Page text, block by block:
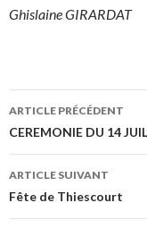
Ghislaine GIRARDAT
Navigation
des
articles
ARTICLE PRÉCÉDENT
CEREMONIE DU 14
ARTICLE SUIVANT
Fête de Thiescourt